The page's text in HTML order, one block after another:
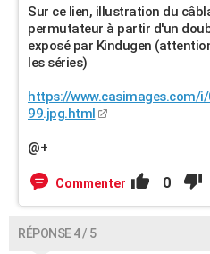
Sur ce lien, illustration du
permutateur à partir d'un
exposé par Kindugen
les séries)
https://www.casimages.com/
99.jpg.html
@+
Commenter 0
RÉPONSE 4 / 5